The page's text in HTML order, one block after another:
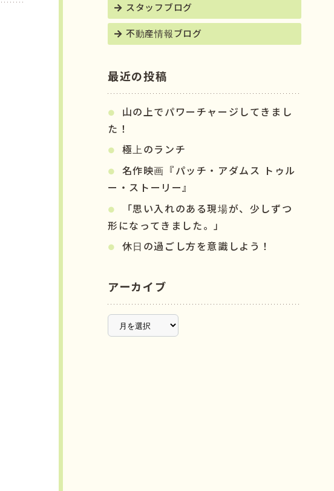
スタッフブログ
不動産情報ブログ
最近の投稿
山の上でパワーチャージしてきまし
た！
極上のランチ
名作映画『パッチ・アダムス トゥル
ー・ストーリー』
「思い入れのある現場が、少しずつ
形になってきました。」
休日の過ごし方を意識しよう！
アーカイブ
ー